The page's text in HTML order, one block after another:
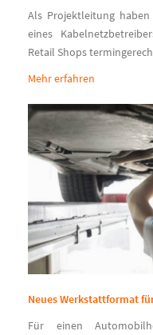
Als Projektleitung
eines
Retail Shops
Mehr erfahren
Neues Werkstattformat
Für einen